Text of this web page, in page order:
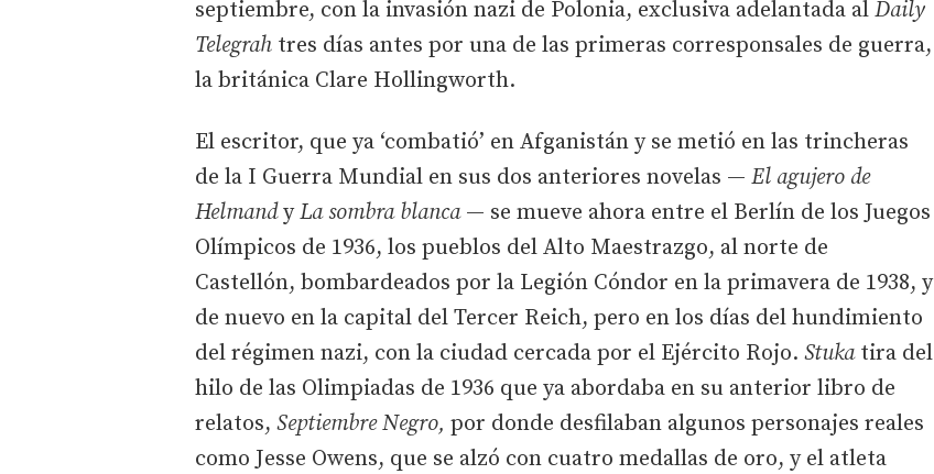
septiembre, con la invasión nazi de Polonia, exclusiva adelantada al Daily
Telegrah tres días antes por una de las primeras corresponsales de guerra,
la británica Clare Hollingworth.
El escritor, que ya ‘combatió’ en Afganistán y se metió en las trincheras
de la I Guerra Mundial en sus dos anteriores novelas — El agujero de
HelmandyLa sombra blanca— se mueve ahora entre el Berlín de los Juegos
Olímpicos de 1936, los pueblos del Alto Maestrazgo, al norte de
Castellón, bombardeados por la Legión Cóndor en la primavera de 1938, y
de nuevo en la capital del Tercer Reich, pero en los días del hundimiento
del régimen nazi, con la ciudad cercada por el Ejército Rojo. Stukatira del
hilo de las Olimpiadas de 1936 que ya abordaba en su anterior libro de
relatos, Septiembre Negro, por donde desfilaban algunos personajes reales
como Jesse Owens, que se alzó con cuatro medallas de oro, y el atleta